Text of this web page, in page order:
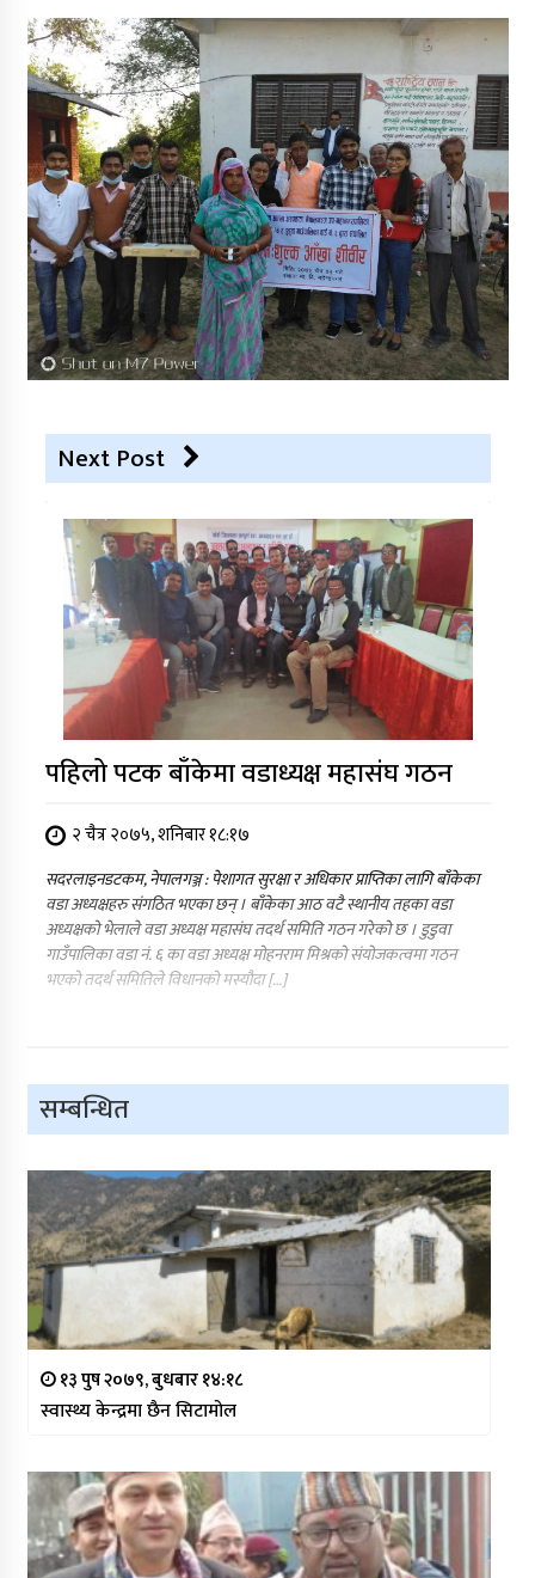
Next Post
पहिलो पटक बाँकेमा वडाध्यक्ष महासंघ गठन
२ चैत्र २०७५, शनिबार १८:१७
सदरलाइनडटकम, नेपालगञ्ज : पेशागत सुरक्षा र अधिकार प्राप्तिका लागि बाँकेका
वडा अध्यक्षहरु संगठित भएका छन् । बाँकेका आठ वटै स्थानीय तहका वडा
अध्यक्षको भेलाले वडा अध्यक्ष महासंघ तदर्थ समिति गठन गरेको छ । डुडुवा
गाउँपालिका वडा नं. ६ का वडा अध्यक्ष मोहनराम मिश्रको संयोजकत्वमा गठन
भएको तदर्थ समितिले विधानको मस्यौदा […]
सम्बन्धित
१३ पुष २०७९, बुधबार १४:१८
स्वास्थ्य केन्द्रमा छैन सिटामोल